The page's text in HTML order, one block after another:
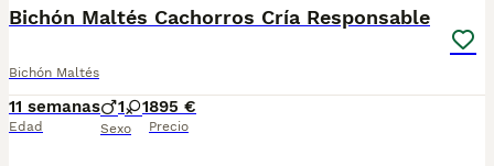
Bichón Maltés Cachorros Cría Responsable
Bichón Maltés
11 semanas
Edad
1 1
Sexo
895 €
Precio